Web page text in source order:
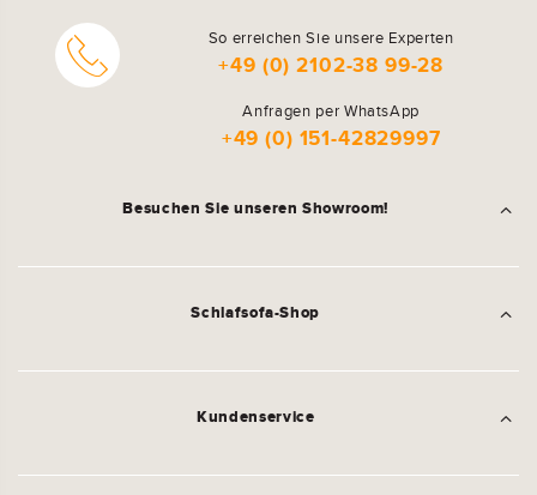
So erreichen Sie unsere Experten
+49 (0) 2102-38 99-28
Anfragen per WhatsApp
+49 (0) 151-42829997
Besuchen Sie unseren Showroom!
Schlafsofa-Shop
Kundenservice